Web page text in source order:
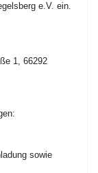
e.V. ein.
1, 66292
sowie